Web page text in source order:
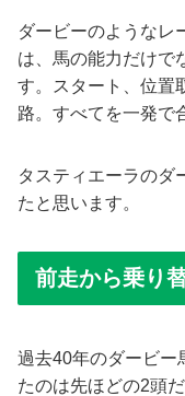
ダービーのようなレ
は、馬の能力だけで
す。スタート、位置
路。すべてを一発で
タスティエーラのダ
たと思います。
前走から乗り
過去40年のダービー
たのは先ほどの2頭だ